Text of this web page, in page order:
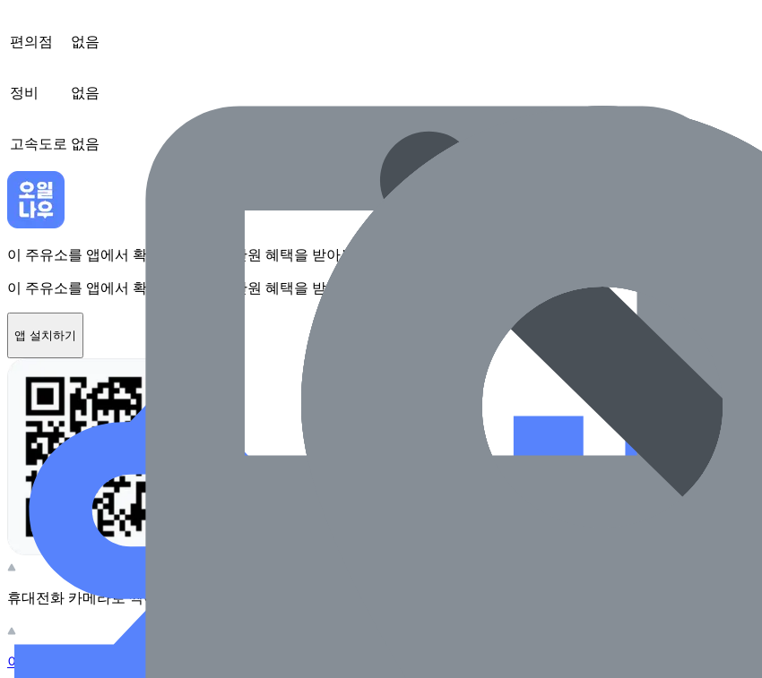
편의점 없음
정비 없음
고속도로 없음
이 주유소를 앱에서 확인하고 최대 1만원 혜택을 받아보세요
이 주유소를 앱에서 확인하고 최대 1만원 혜택을 받아보세요
앱 설치하기
휴대전화 카메라로 찍어보세요
이 주유소의 사장님이신가요?